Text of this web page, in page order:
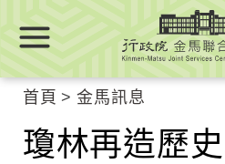
要
首頁 金馬訊息
瓊林再造歷